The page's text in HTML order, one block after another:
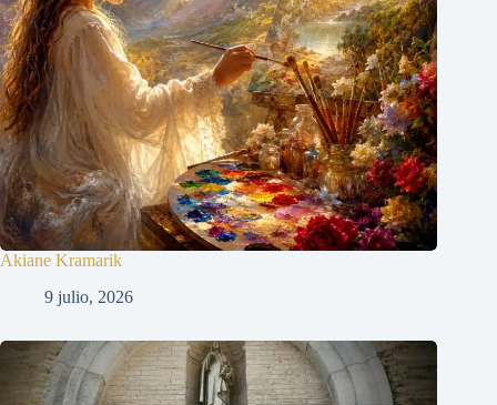
Akiane Kramarik
9 julio, 2026